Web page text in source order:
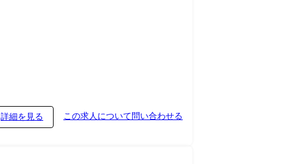
詳細を見る この求人について問い合わせる